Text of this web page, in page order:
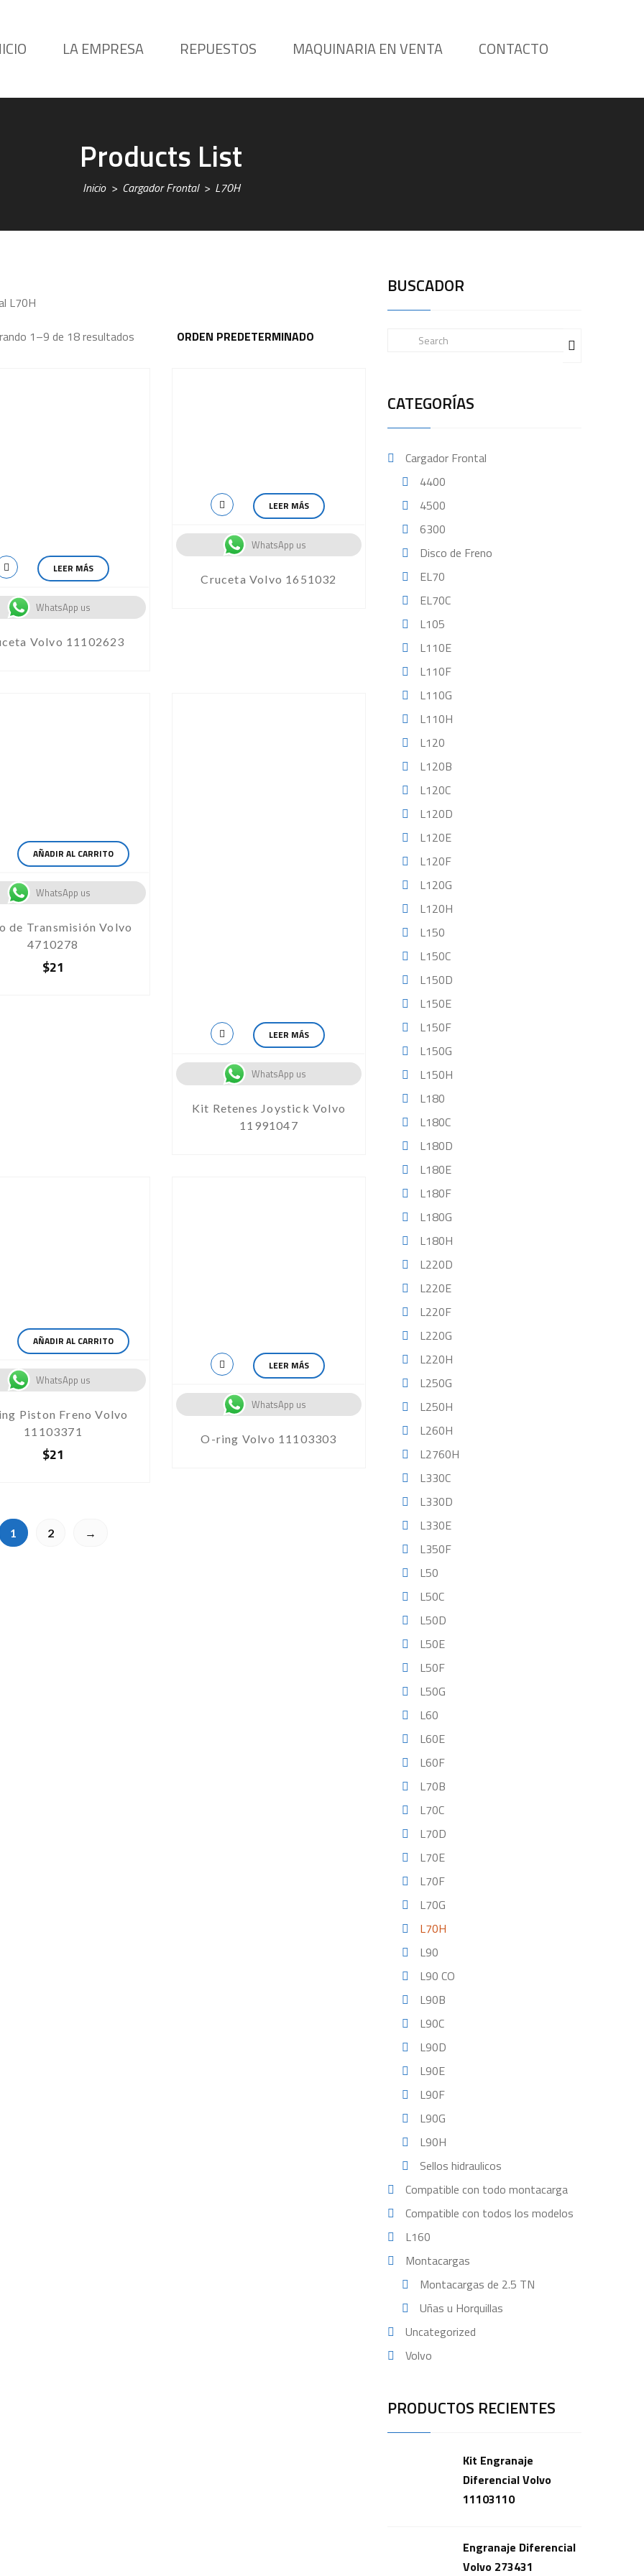
LA EMPRESA REPUESTOS MAQUINARIA EN VENTA CONTACTO
Products List
Inicio Cargador Frontal L70H
L70H
1–9 de 18 resultados
LEER MÁS
WhatsApp us
Volvo 11102623
LEER MÁS
WhatsApp us
Cruceta Volvo 1651032
AÑADIR AL CARRITO
WhatsApp us
de Transmisión Volvo
4710278
$21
LEER MÁS
WhatsApp us
Kit Retenes Joystick Volvo
11991047
AÑADIR AL CARRITO
WhatsApp us
Piston Freno Volvo
11103371
$21
LEER MÁS
WhatsApp us
O-ring Volvo 11103303
1 2 →
BUSCADOR
CATEGORÍAS
Cargador Frontal
4400
4500
6300
Disco de Freno
EL70
EL70C
L105
L110E
L110F
L110G
L110H
L120
L120B
L120C
L120D
L120E
L120F
L120G
L120H
L150
L150C
L150D
L150E
L150F
L150G
L150H
L180
L180C
L180D
L180E
L180F
L180G
L180H
L220D
L220E
L220F
L220G
L220H
L250G
L250H
L260H
L2760H
L330C
L330D
L330E
L350F
L50
L50C
L50D
L50E
L50F
L50G
L60
L60E
L60F
L70B
L70C
L70D
L70E
L70F
L70G
L70H
L90
L90 CO
L90B
L90C
L90D
L90E
L90F
L90G
L90H
Sellos hidraulicos
Compatible con todo montacarga
Compatible con todos los modelos
L160
Montacargas
Montacargas de 2.5 TN
Uñas u Horquillas
Uncategorized
Volvo
PRODUCTOS RECIENTES
Kit Engranaje
Diferencial Volvo
11103110
Engranaje Diferencial
Volvo 273431